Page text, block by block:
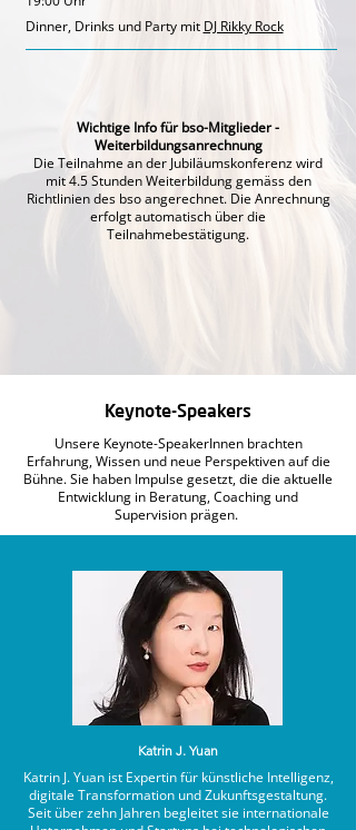
Dinner, Drinks und Party mit DJ Rikky Rock
Wichtige Info für bso-Mitglieder -
Weiterbildungsanrechnung
Die Teilnahme an der Jubiläumskonferenz wird
mit 4.5 Stunden Weiterbildung gemäss den
Richtlinien des bso angerechnet. Die Anrechnung
erfolgt automatisch über die
Teilnahmebestätigung.
Keynote-Speakers
Unsere Keynote-SpeakerInnen brachten
Erfahrung, Wissen und neue Perspektiven auf die
Bühne. Sie haben Impulse gesetzt, die die aktuelle
Entwicklung in Beratung, Coaching und
Supervision prägen.
Katrin J. Yuan
Katrin J. Yuan ist Expertin für künstliche Intelligenz,
digitale Transformation und Zukunftsgestaltung.
Seit über zehn Jahren begleitet sie internationale